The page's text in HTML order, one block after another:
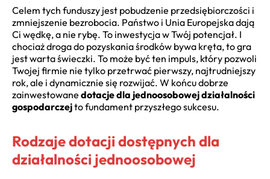
Celem tych funduszy jest pobudzenie przedsiębiorczości i
zmniejszenie bezrobocia. Państwo i Unia Europejska dają
Ci wędkę, a nie rybę. To inwestycja w Twój potencjał. I
chociaż droga do pozyskania środków bywa kręta, to gra
jest warta świeczki. To może być ten impuls, który pozwoli
Twojej firmie nie tylko przetrwać pierwszy, najtrudniejszy
rok, ale i dynamicznie się rozwijać. W końcu dobrze
zainwestowane dotacje dla jednoosobowej działalności
gospodarczejto fundament przyszłego sukcesu.
Rodzaje dotacji dostępnych dla
działalności jednoosobowej